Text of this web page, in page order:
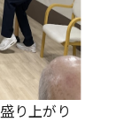
り上がり